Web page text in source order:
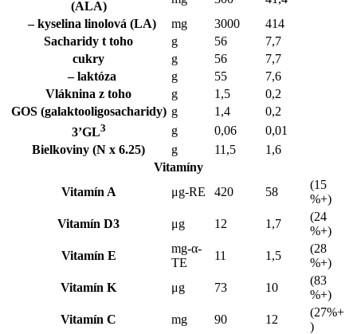
(ALA)
– kyselina linolová (LA)
mg 3000
414
Sacharidy t toho
g 56
7,7
cukry
g 56
7,7
– laktóza
g 55
7,6
Vláknina z toho
g 1,5
0,2
GOS (galaktooligosacharidy) g 1,4
0,2
3’GL3 g 0,06
0,01
Bielkoviny (N x 6.25)
g 11,5
1,6
Vitamíny
Vitamín A
μg-RE 420 58
(15
%+)
Vitamín D3
μg 12 1,7
(24
%+)
Vitamín E
mg-α-
TE
11 1,5
(28
%+)
Vitamín K
μg 73 10
(83
%+)
Vitamín C
mg 90 12
(27%+
)